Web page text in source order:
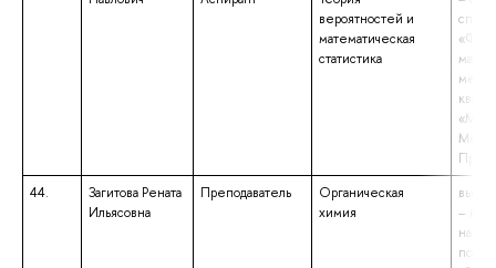
вероятностей и
математическая
статистика
44.
Загитова Рената
Ильясовна
Преподаватель
Органическая
химия
–